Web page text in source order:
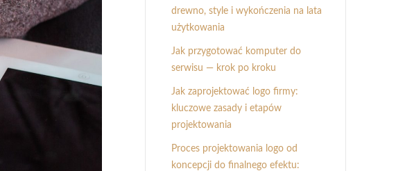
drewno, style i wykończenia na lata
użytkowania
Jak przygotować komputer do
serwisu — krok po kroku
Jak zaprojektować logo firmy:
kluczowe zasady i etapów
projektowania
Proces projektowania logo od
koncepcji do finalnego efektu: